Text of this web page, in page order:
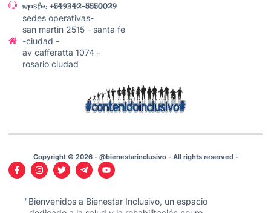
wpsfe: +549342-5550029
sedes operativas-
san martin 2515 - santa fe
-ciudad -
av cafferatta 1074 -
rosario ciudad
Copyright © 2026 - @bienestarinclusivo - All rights reserved -
"Bienvenidos a Bienestar Inclusivo, un espacio